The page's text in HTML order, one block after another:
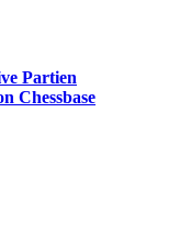
Partien
Chessbase